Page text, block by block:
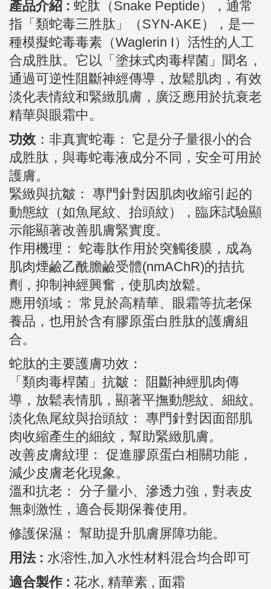
產品介紹 : 蛇肽（Snake Peptide），通常
指「類蛇毒三胜肽」（SYN-AKE），是一
種模擬蛇毒毒素（Waglerin I）活性的人工
合成胜肽。它以「塗抹式肉毒桿菌」聞名，
通過可逆性阻斷神經傳導，放鬆肌肉，有效
淡化表情紋和緊緻肌膚，廣泛應用於抗衰老
精華與眼霜中。
功效 ：非真實蛇毒： 它是分子量很小的合
成胜肽，與毒蛇毒液成分不同，安全可用於
護膚。
緊緻與抗皺： 專門針對因肌肉收縮引起的
動態紋（如魚尾紋、抬頭紋），臨床試驗顯
示能顯著改善肌膚緊實度。
作用機理： 蛇毒肽作用於突觸後膜，成為
肌肉煙鹼乙酰膽鹼受體(nmAChR)的拮抗
劑，抑制神經興奮，使肌肉放鬆。
應用領域： 常見於高精華、眼霜等抗老保
養品，也用於含有膠原蛋白胜肽的護膚組
合。
蛇肽的主要護膚功效：
「類肉毒桿菌」抗皺： 阻斷神經肌肉傳
導，放鬆表情肌，顯著平撫動態紋、細紋。
淡化魚尾紋與抬頭紋： 專門針對因面部肌
肉收縮產生的細紋，幫助緊緻肌膚。
改善皮膚紋理： 促進膠原蛋白相關功能，
減少皮膚老化現象。
溫和抗老： 分子量小、滲透力強，對表皮
無刺激性，適合長期保養使用。
修護保濕： 幫助提升肌膚屏障功能。
用法 : 水溶性,加入水性材料混合均合即可
適合製作 : 花水, 精華素 , 面霜